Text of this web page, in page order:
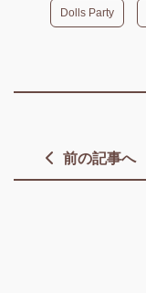
Dolls Party
前の記事へ